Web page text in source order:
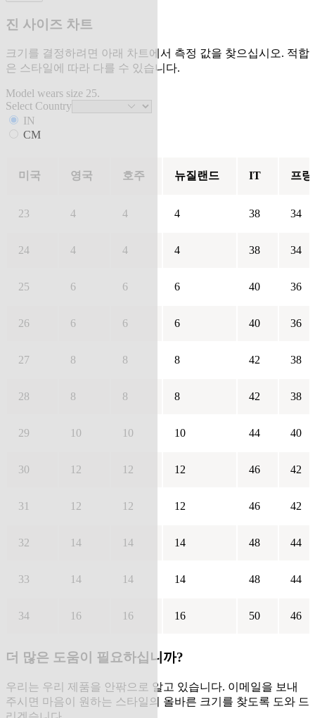
진 사이즈 차트
크기를 결정하려면 아래 차트에서 측정 값을 찾으십시오. 적합
은 스타일에 따라 다를 수 있습니다.
Model wears size 25.
Select Country
IN
CM
미국 영국 호주 뉴질랜드 IT 프
23 4 4 4 38 34
24 4 4 4 38 34
25 6 6 6 40 36
26 6 6 6 40 36
27 8 8 8 42 38
28 8 8 8 42 38
29 10 10 10 44 40
30 12 12 12 46 42
31 12 12 12 46 42
32 14 14 14 48 44
33 14 14 14 48 44
34 16 16 16 50 46
더 많은 도움이 필요하십니까?
우리는 우리 제품을 안팎으로 알고 있습니다. 이메일을 보내
주시면 마음이 원하는 스타일의 올바른 크기를 찾도록 도와 드